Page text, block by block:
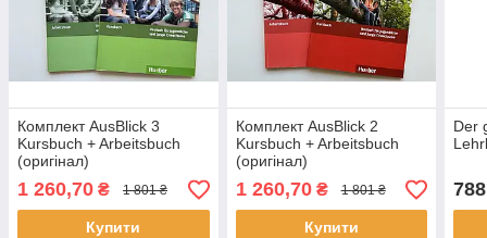
Комплект AusBlick 3
Kursbuch + Arbeitsbuch
(оригінал)
1 260,70 ₴ 1 801 ₴
Купити
Комплект AusBlick 2
Kursbuch + Arbeitsbuch
(оригінал)
1 260,70₴ 1 801 ₴
Купити
Der
788